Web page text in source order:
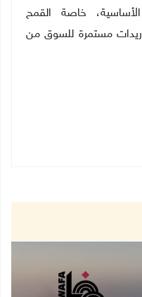
خاصة القمح
مستمرة للسوق من